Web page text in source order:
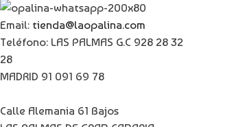
Email: tienda@laopalina.com
Teléfono: LAS PALMAS G.C 928 28 32
28
MADRID 91 091 69 78
Calle Alemania 61 Bajos